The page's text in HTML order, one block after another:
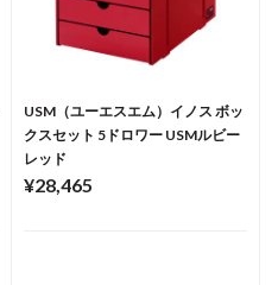
USM（ユーエスエム）イノス ボッ
クスセット 5ドロワー USMルビー
レッド
¥28,465